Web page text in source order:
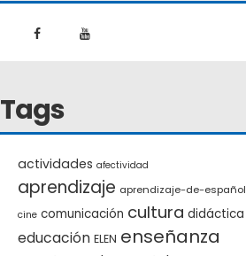
Tags
actividades afectividad
aprendizaje aprendizaje-de-español
cine comunicación cultura didáctica
educación ELEN enseñanza